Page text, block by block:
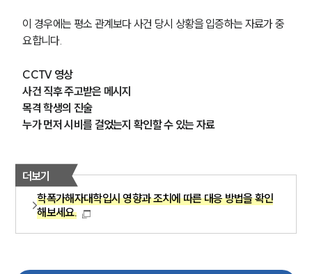
이 경우에는 평소 관계보다 사건 당시 상황을 입증하는 자료가 중
요합니다.
CCTV 영상
사건 직후 주고받은 메시지
목격 학생의 진술
누가 먼저 시비를 걸었는지 확인할 수 있는 자료
더보기
학폭가해자대학입시 영향과 조치에 따른 대응 방법을 확인
해보세요.